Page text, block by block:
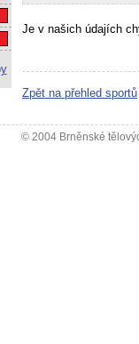
Je v našich údajích
Zpět na přehled sportů
© 2004 Brněnské